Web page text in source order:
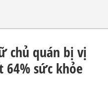
chủ quán bị vị
64% sức khỏe